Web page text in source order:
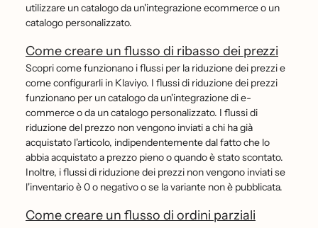
utilizzare un catalogo da un'integrazione ecommerce o un
catalogo personalizzato.
Come creare un flusso di ribasso dei prezzi
Scopri come funzionano i flussi per la riduzione dei prezzi e
come configurarli in Klaviyo. I flussi di riduzione dei prezzi
funzionano per un catalogo da un'integrazione di e-
commerce o da un catalogo personalizzato. I flussi di
riduzione del prezzo non vengono inviati a chi ha già
acquistato l'articolo, indipendentemente dal fatto che lo
abbia acquistato a prezzo pieno o quando è stato scontato.
Inoltre, i flussi di riduzione dei prezzi non vengono inviati se
l'inventario è 0 o negativo o se la variante non è pubblicata.
Come creare un flusso di ordini parziali